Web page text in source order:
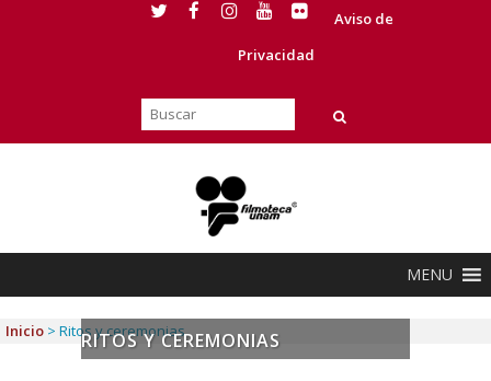
Aviso de
Privacidad
MENU
RITOS Y CEREMONIAS
Inicio > Ritos y ceremonias